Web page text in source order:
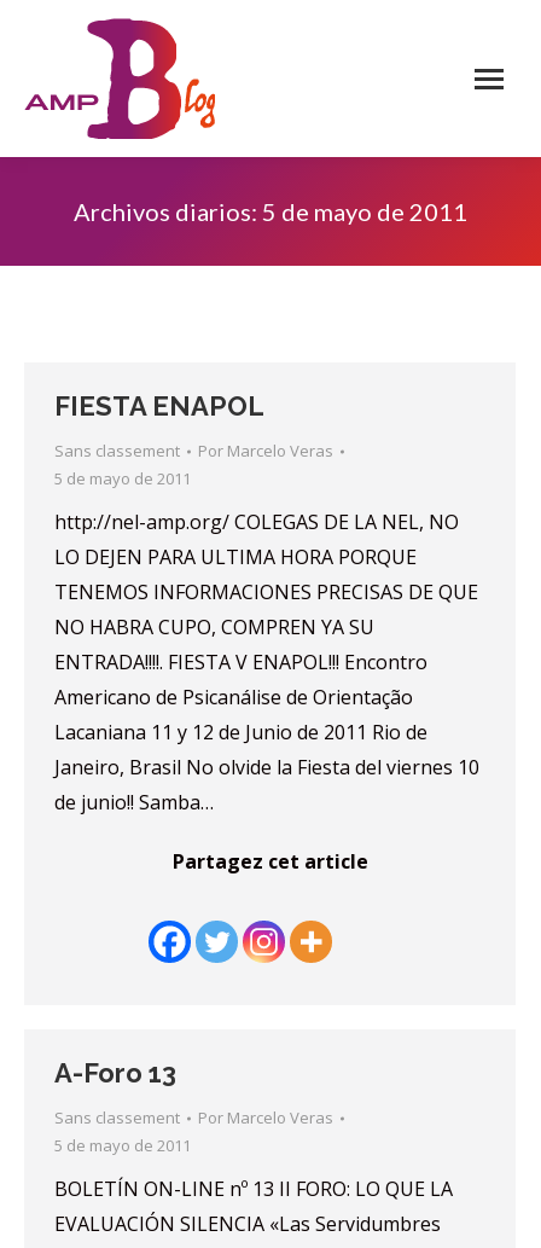
Archivos diarios: 5 de mayo de 2011
FIESTA ENAPOL
Sans classement Por Marcelo Veras
5 de mayo de 2011
http://nel-amp.org/ COLEGAS DE LA NEL, NO
LO DEJEN PARA ULTIMA HORA PORQUE
TENEMOS INFORMACIONES PRECISAS DE QUE
NO HABRA CUPO, COMPREN YA SU
ENTRADA!!!!. FIESTA V ENAPOL!!! Encontro
Americano de Psicanálise de Orientação
Lacaniana 11 y 12 de Junio de 2011 Rio de
Janeiro, Brasil No olvide la Fiesta del viernes 10
de junio!! Samba…
Partagez cet article
A-Foro 13
Sans classement Por Marcelo Veras
5 de mayo de 2011
BOLETÍN ON-LINE nº 13 II FORO: LO QUE LA
EVALUACIÓN SILENCIA «Las Servidumbres